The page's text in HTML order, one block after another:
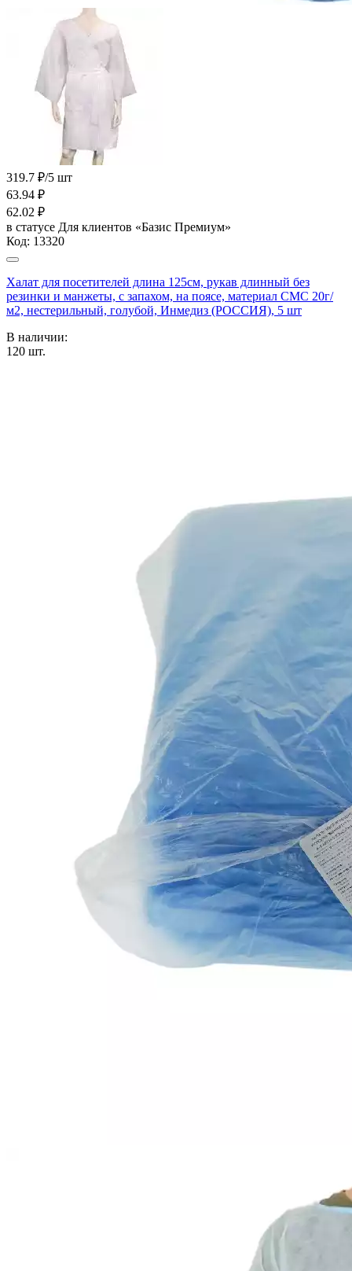
319.7 ₽/5 шт
63.94 ₽
62.02 ₽
в статусе Для клиентов «Базис Премиум»
Код: 13320
Халат для посетителей длина 125см, рукав длинный без
резинки и манжеты, с запахом, на поясе, материал СМС 20г/
м2, нестерильный, голубой, Инмедиз (РОССИЯ), 5 шт
В наличии:
120 шт.